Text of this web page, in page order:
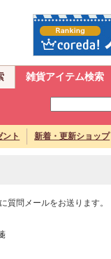
雑貨アイテム検索
ント 新着・更新ショップ
に質問メールをお送ります。